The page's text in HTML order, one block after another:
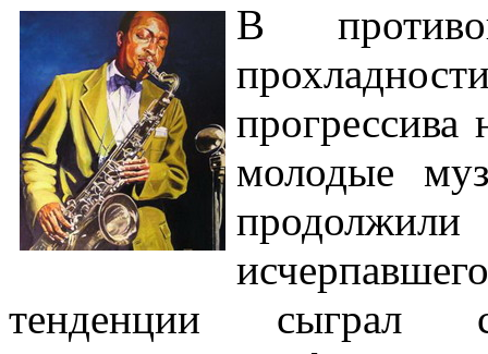
В
молодые
тенденции сыграл